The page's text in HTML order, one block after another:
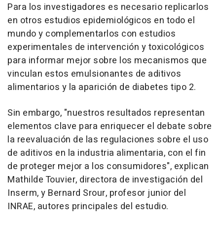
Para los investigadores es necesario replicarlos
en otros estudios epidemiológicos en todo el
mundo y complementarlos con estudios
experimentales de intervención y toxicológicos
para informar mejor sobre los mecanismos que
vinculan estos emulsionantes de aditivos
alimentarios y la aparición de diabetes tipo 2.
Sin embargo, "nuestros resultados representan
elementos clave para enriquecer el debate sobre
la reevaluación de las regulaciones sobre el uso
de aditivos en la industria alimentaria, con el fin
de proteger mejor a los consumidores", explican
Mathilde Touvier, directora de investigación del
Inserm, y Bernard Srour, profesor junior del
INRAE, autores principales del estudio.